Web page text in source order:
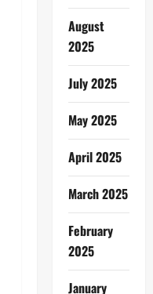
August
2025
July 2025
May 2025
April 2025
March 2025
February
2025
January